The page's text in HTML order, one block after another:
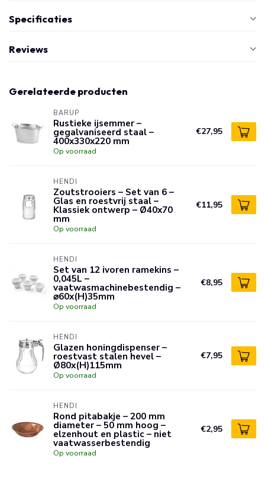
Specificaties
Reviews
Gerelateerde producten
BARUP
Rustieke ijsemmer –
gegalvaniseerd staal –
400x330x220 mm
Op voorraad
€27,95
HENDI
Zoutstrooiers – Set van 6 –
Glas en roestvrij staal –
Klassiek ontwerp – Ø40x70
mm
Op voorraad
€11,95
HENDI
Set van 12 ivoren ramekins –
0,045L –
vaatwasmachinebestendig –
⌀60x(H)35mm
Op voorraad
€8,95
HENDI
Glazen honingdispenser –
roestvast stalen hevel –
Ø80x(H)115mm
Op voorraad
€7,95
HENDI
Rond pitabakje – 200 mm
diameter – 50 mm hoog –
elzenhout en plastic – niet
vaatwasserbestendig
Op voorraad
€2,95